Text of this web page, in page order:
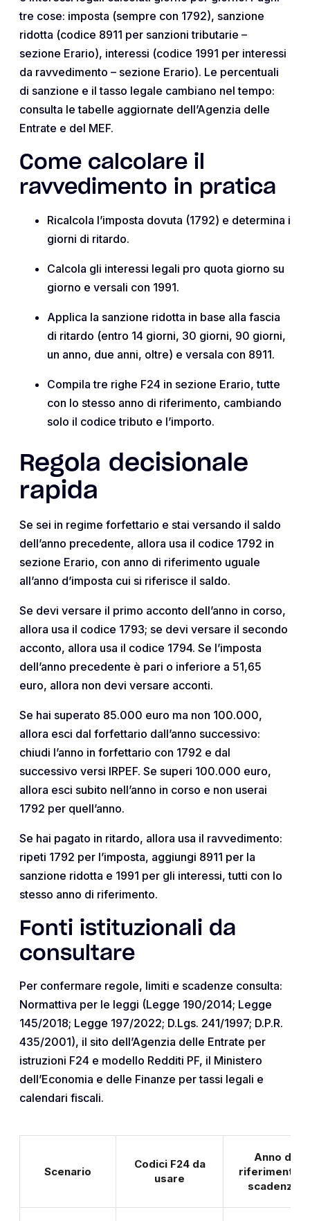
tre cose: imposta (sempre con 1792), sanzione
ridotta (codice 8911 per sanzioni tributarie –
sezione Erario), interessi (codice 1991 per interessi
da ravvedimento – sezione Erario). Le percentuali
di sanzione e il tasso legale cambiano nel tempo:
consulta le tabelle aggiornate dell’Agenzia delle
Entrate e del MEF.
Come calcolare il
ravvedimento in pratica
Ricalcola l’imposta dovuta (1792) e determina i
giorni di ritardo.
Calcola gli interessi legali pro quota giorno su
giorno e versali con 1991.
Applica la sanzione ridotta in base alla fascia
di ritardo (entro 14 giorni, 30 giorni, 90 giorni,
un anno, due anni, oltre) e versala con 8911.
Compila tre righe F24 in sezione Erario, tutte
con lo stesso anno di riferimento, cambiando
solo il codice tributo e l’importo.
Regola decisionale
rapida
Se sei in regime forfettario e stai versando il saldo
dell’anno precedente, allora usa il codice 1792 in
sezione Erario, con anno di riferimento uguale
all’anno d’imposta cui si riferisce il saldo.
Se devi versare il primo acconto dell’anno in corso,
allora usa il codice 1793; se devi versare il secondo
acconto, allora usa il codice 1794. Se l’imposta
dell’anno precedente è pari o inferiore a 51,65
euro, allora non devi versare acconti.
Se hai superato 85.000 euro ma non 100.000,
allora esci dal forfettario dall’anno successivo:
chiudi l’anno in forfettario con 1792 e dal
successivo versi IRPEF. Se superi 100.000 euro,
allora esci subito nell’anno in corso e non userai
1792 per quell’anno.
Se hai pagato in ritardo, allora usa il ravvedimento:
ripeti 1792 per l’imposta, aggiungi 8911 per la
sanzione ridotta e 1991 per gli interessi, tutti con lo
stesso anno di riferimento.
Fonti istituzionali da
consultare
Per confermare regole, limiti e scadenze consulta:
Normattiva per le leggi (Legge 190/2014; Legge
145/2018; Legge 197/2022; D.Lgs. 241/1997; D.P.R.
435/2001), il sito dell’Agenzia delle Entrate per
istruzioni F24 e modello Redditi PF, il Ministero
dell’Economia e delle Finanze per tassi legali e
calendari fiscali.
Scenario
Codici F24 da
usare
Anno di
riferimento e
scadenze